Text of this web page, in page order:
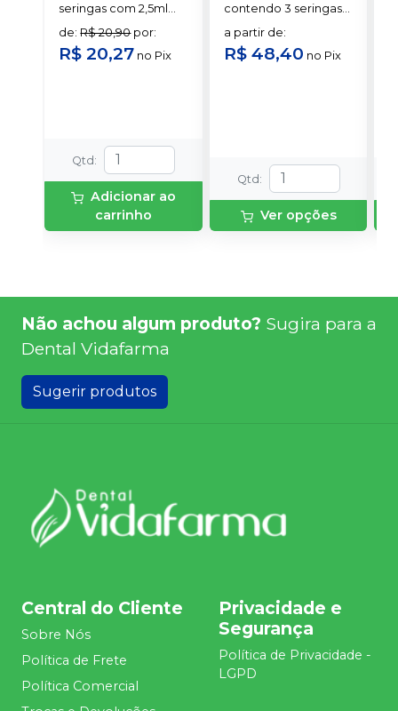
seringas com 2,5ml
cada uma e 3
ponteiras para
aplicação.
de:R$ 20,90 por:
R$ 20,27 no Pix
Qtd :
Adicionar ao
carrinho
contendo 3 seringas
com 3g de gel cada
uma.
a partir de:
R$ 48,40 no Pix
Qtd :
Ver opções
Não achou algum produto? Sugira para a
Dental Vidafarma
Sugerir produtos
Central do Cliente
Sobre Nós
Política de Frete
Política Comercial
Privacidade e
Segurança
Política de Privacidade -
LGPD